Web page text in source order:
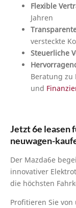
Flexible
Jahren
versteckte
Steuerliche
Beratung zu
und
Jetzt 6e leasen
neuwagen-
Der Mazda6e
innovativer
die höchsten
Profitieren Sie